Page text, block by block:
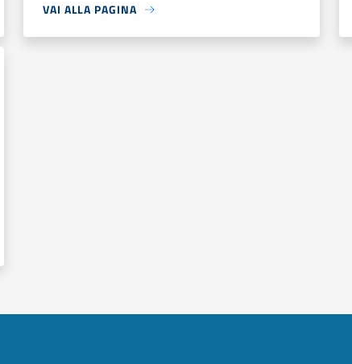
VAI ALLA PAGINA